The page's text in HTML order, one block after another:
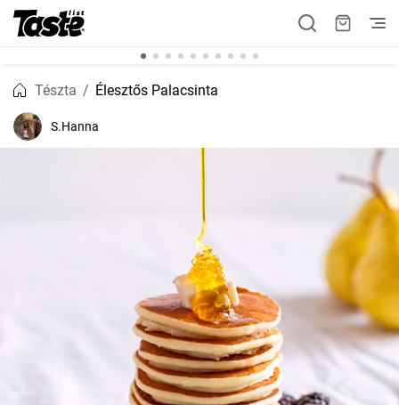
Tészta Élesztős Palacsinta
S.Hanna